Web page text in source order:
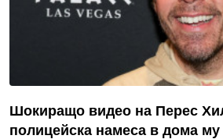
Шокиращо видео на Перес
полицейска намеса в дома